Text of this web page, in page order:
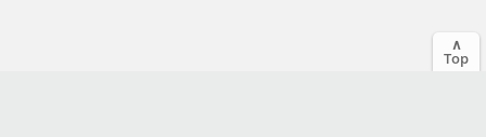
∧
Top